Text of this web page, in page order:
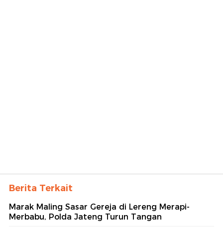
Berita Terkait
Marak Maling Sasar Gereja di Lereng Merapi-
Merbabu, Polda Jateng Turun Tangan